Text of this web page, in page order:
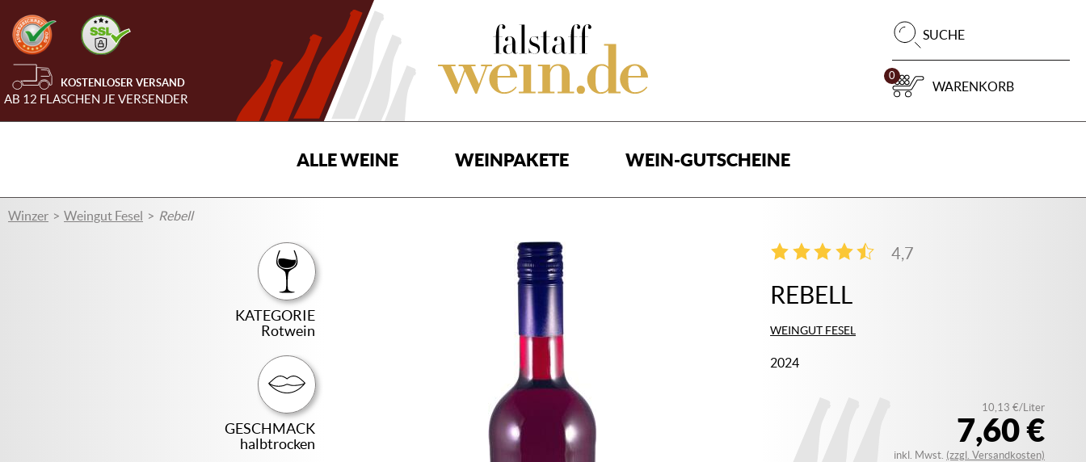
KOSTENLOSER VERSAND
AB 12 FLASCHEN JE VERSENDER
SUCHE
0
WARENKORB
ALLE WEINE WEINPAKETE WEIN-GUTSCHEINE
Winzer Weingut Fesel Rebell
KATEGORIE
Rotwein
GESCHMACK
halbtrocken
REBELL
WEINGUT FESEL
2024
4,7
3
7,60 €
10,13 €/Liter
inkl. Mwst. (zzgl. Versandkosten)